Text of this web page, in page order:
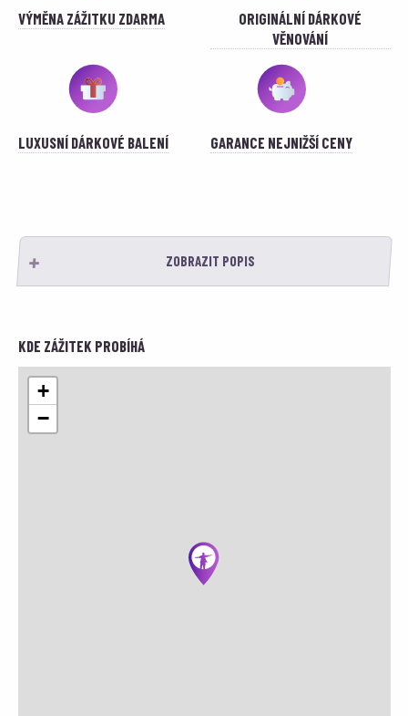
VÝMĚNA ZÁŽITKU ZDARMA
ORIGINÁLNÍ DÁRKOVÉ
VĚNOVÁNÍ
LUXUSNÍ DÁRKOVÉ BALENÍ GARANCE NEJNIŽŠÍ CENY
ZOBRAZIT POPIS
KDE ZÁŽITEK PROBÍHÁ
+
−